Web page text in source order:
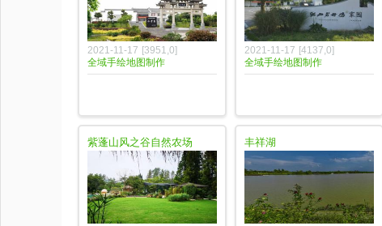
2021-11-17 [3951,0]
全域手绘地图制作
2021-11-17 [4137,0]
全域手绘地图制作
紫蓬山风之谷自然农场 丰祥湖